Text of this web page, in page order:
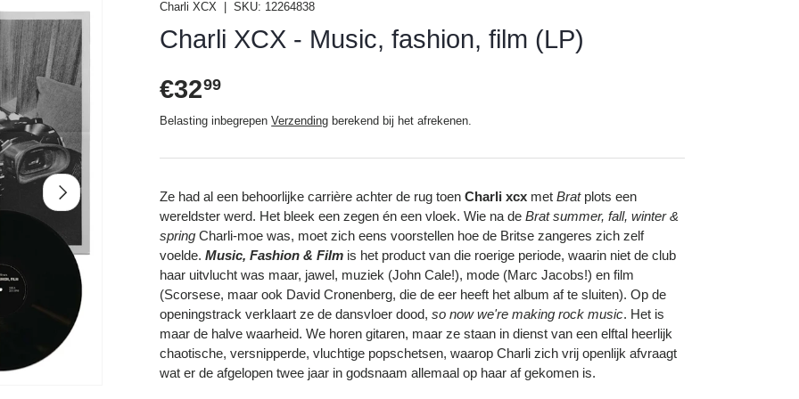
Volgende
Charli XCX |SKU: 12264838
Charli XCX - Music, fashion, film (LP)
Reguliere prijs
€3299
Belasting inbegrepenVerzending berekend bij het afrekenen.
Ze had al een behoorlijke carrière achter de rug toenCharli xcx metBrat plots een
wereldster werd. Het bleek een zegen én een vloek. Wie na deBrat summer, fall, winter &
springCharli-moe was, moet zich eens voorstellen hoe de Britse zangeres zich zelf
voelde.Music, Fashion & Film is het product van die roerige periode, waarin niet de club
haar uitvlucht was maar, jawel, muziek (John Cale!), mode (Marc Jacobs!) en film
(Scorsese, maar ook David Cronenberg, die de eer heeft het album af te sluiten). Op de
openingstrack verklaart ze de dansvloer dood,so now we're making rock music. Het is
maar de halve waarheid. We horen gitaren, maar ze staan in dienst van een elftal heerlijk
chaotische, versnipperde, vluchtige popschetsen, waarop Charli zich vrij openlijk afvraagt
wat er de afgelopen twee jaar in godsnaam allemaal op haar af gekomen is.